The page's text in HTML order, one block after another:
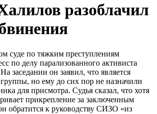
разоблачил
суде по тяжким преступлениям
по делу парализованного активиста
заседании он заявил, что является
но ему до сих пор не назначили
для присмотра. Судья сказал, что хотя
прикрепление за заключенным
обратится к руководству СИЗО «из